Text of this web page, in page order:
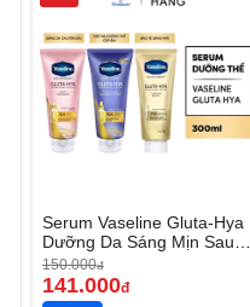
Serum Vaseline Gluta-Hya
Dưỡng Da Sáng Mịn Sau 7
Ngày
150.000đ
141.000đ